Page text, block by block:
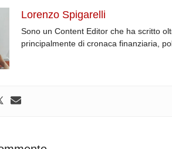
d
di
t
e
a
d
at
s
A
e
gr
a
Lorenzo Spigarelli
Sono un Content Editor che ha scritto
principalmente di cronaca finanziaria,